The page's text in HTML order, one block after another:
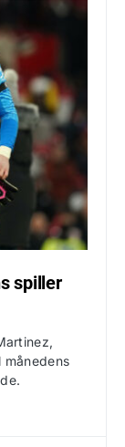
spiller
månedens